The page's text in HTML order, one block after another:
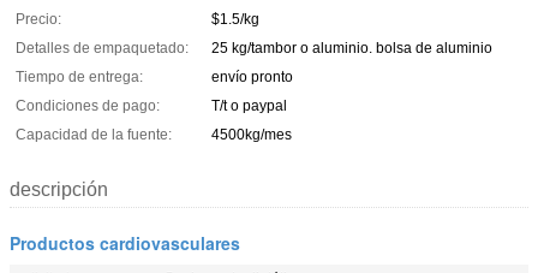
Precio:
$1.5/kg
Detalles de empaquetado:
25 kg/tambor o aluminio. bolsa de aluminio
Tiempo de entrega:
envío pronto
Condiciones de pago:
T/t o paypal
Capacidad de la fuente:
4500kg/mes
descripción
Productos cardiovasculares